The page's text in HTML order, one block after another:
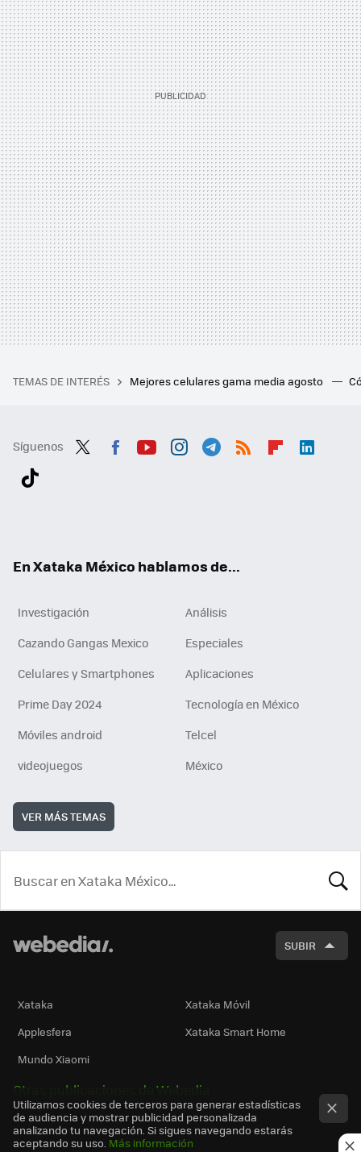
TEMAS DE INTERÉS Mejores celulares gama media agosto
Síguenos
En Xataka México hablamos de...
Investigación
Análisis
Cazando Gangas Mexico
Especiales
Celulares y Smartphones
Aplicaciones
Prime Day 2024
Tecnología en México
Móviles android
Telcel
videojuegos
México
VER MÁS TEMAS
SUBIR
Xataka
Xataka Móvil
Applesfera
Xataka Smart Home
Mundo Xiaomi
Otras publicaciones de Webedia
Utilizamos cookies de terceros para generar estadísticas
de audiencia y mostrar publicidad personalizada
analizando tu navegación. Si sigues navegando estarás
aceptando su uso. Más información